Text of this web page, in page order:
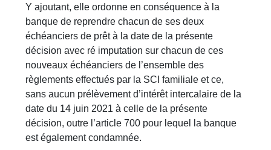
Y ajoutant, elle ordonne en conséquence à la
banque de reprendre chacun de ses deux
échéanciers de prêt à la date de la présente
décision avec ré imputation sur chacun de ces
nouveaux échéanciers de l’ensemble des
règlements effectués par la SCI familiale et ce,
sans aucun prélèvement d’intérêt intercalaire de la
date du 14 juin 2021 à celle de la présente
décision, outre l’article 700 pour lequel la banque
est également condamnée.